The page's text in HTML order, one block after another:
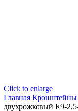
Click to enlarge
Главная Кронштейны
двухрожковый К9-